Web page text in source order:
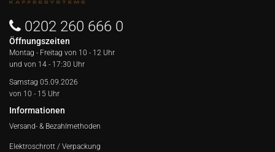
0202 260 666 0
Öffnungszeiten
Montag - Freitag von 10 - 12 Uhr
und von 14 - 17:30 Uhr
Samstag 05.09.2026
von 10 - 15 Uhr
Informationen
Versand- & Bezahlmethoden
Elektroschrott / Verpackung